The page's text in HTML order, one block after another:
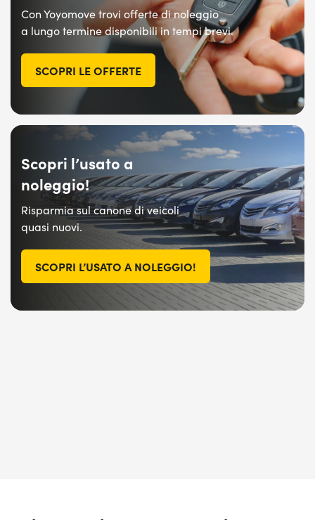
Con Yoyomove trovi offertedi noleggio
a lungotermine disponibiliin tempibrevi.
SCOPRI LE OFFERTE
Scopri l’usato a
noleggio!
Risparmia sul canone di veicoli
quasi nuovi.
SCOPRI L’USATO A NOLEGGIO!